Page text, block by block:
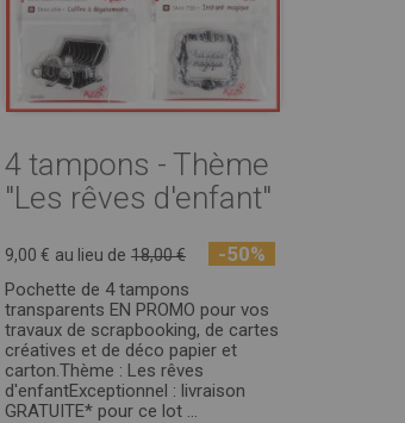
4 tampons - Thème
"Les rêves d'enfant"
9,00 € au lieu de 18,00 € -50%
Pochette de 4 tampons
transparents EN PROMO pour vos
travaux de scrapbooking, de cartes
créatives et de déco papier et
carton.Thème : Les rêves
d'enfantExceptionnel : livraison
GRATUITE* pour ce lot ...